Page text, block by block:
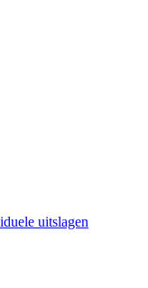
uitslagen